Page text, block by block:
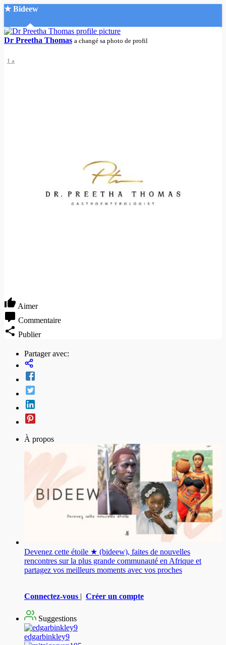
★ Bideew
Accueil
Dr Preetha Thomas a changé sa photo de profil
1 a
Aimer
Commentaire
Publier
Partager avec:
À propos
Devenez cette étoile ★ (bideew), faites de nouvelles
rencontres sur la plus grande communauté en Afrique et
partagez vos meilleurs moments avec vos proches
Connectez-vous | Créer un compte
Suggestions
edgarbinkley9